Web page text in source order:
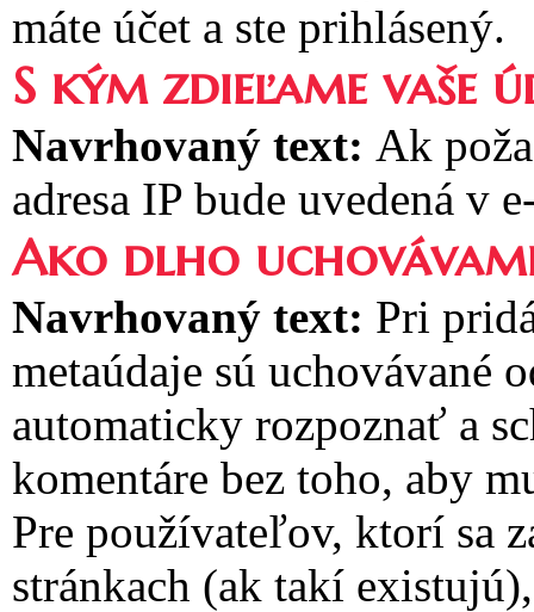
máte účet a ste prihlásený.
S kým zdieľame vaše
Navrhovaný text: Ak
adresa IP bude uvedená v
Ako dlho
Navrhovaný text: Pri
metaúdaje sú uchovávané
automaticky rozpoznať a
komentáre bez toho, aby
Pre používateľov, ktorí sa
stránkach (ak takí